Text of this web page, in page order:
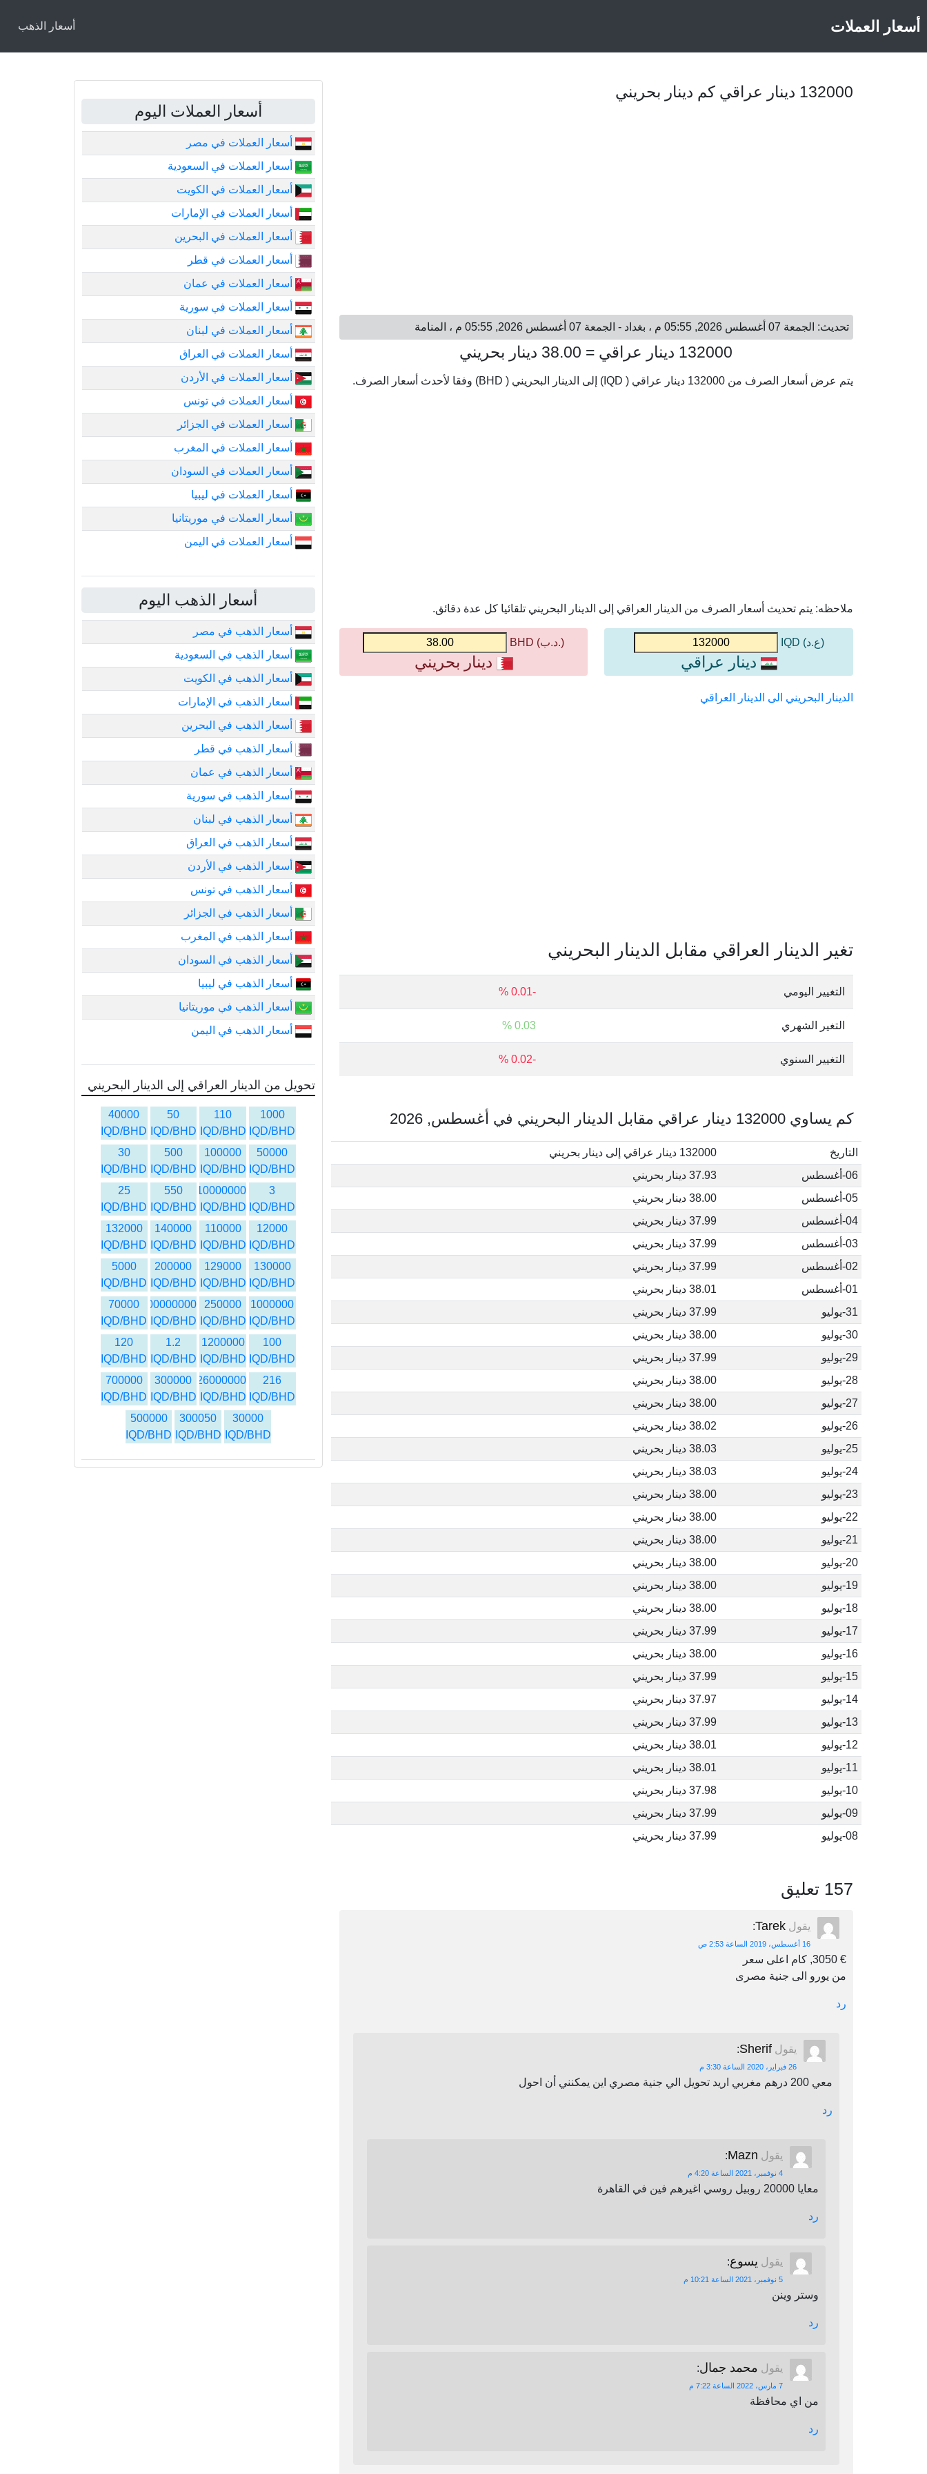
أسعار العملات أسعار الذهب
132000 دينار عراقي كم دينار بحريني
تحديث: الجمعة 07 أغسطس 2026, 05:55 م ، بغداد - الجمعة 07 أغسطس 2026, 05:55 م ، المنامة
132000 دينار عراقي = 38.00 دينار بحريني
يتم عرض أسعار الصرف من 132000 دينار عراقي ( IQD) إلى الدينار البحريني ( BHD) وفقا لأحدث أسعار الصرف.
ملاحظه: يتم تحديث أسعار الصرف من الدينار العراقي إلى الدينار البحريني تلقائيا كل عدة دقائق.
(ع.د) IQD
دينار عراقي
(.د.ب) BHD
دينار بحريني
الدينار البحريني الى الدينار العراقي
تغير الدينار العراقي مقابل الدينار البحريني
التغيير اليومي -0.01 %
التغير الشهري 0.03 %
التغيير السنوي -0.02 %
كم يساوي 132000 دينار عراقي مقابل الدينار البحريني في أغسطس, 2026
التاريخ
132000 دينار عراقي إلى دينار بحريني
06-أغسطس
37.93 دينار بحريني
05-أغسطس
38.00 دينار بحريني
04-أغسطس
37.99 دينار بحريني
03-أغسطس
37.99 دينار بحريني
02-أغسطس
37.99 دينار بحريني
01-أغسطس
38.01 دينار بحريني
31-يوليو
37.99 دينار بحريني
30-يوليو
38.00 دينار بحريني
29-يوليو
37.99 دينار بحريني
28-يوليو
38.00 دينار بحريني
27-يوليو
38.00 دينار بحريني
26-يوليو
38.02 دينار بحريني
25-يوليو
38.03 دينار بحريني
24-يوليو
38.03 دينار بحريني
23-يوليو
38.00 دينار بحريني
22-يوليو
38.00 دينار بحريني
21-يوليو
38.00 دينار بحريني
20-يوليو
38.00 دينار بحريني
19-يوليو
38.00 دينار بحريني
18-يوليو
38.00 دينار بحريني
17-يوليو
37.99 دينار بحريني
16-يوليو
38.00 دينار بحريني
15-يوليو
37.99 دينار بحريني
14-يوليو
37.97 دينار بحريني
13-يوليو
37.99 دينار بحريني
12-يوليو
38.01 دينار بحريني
11-يوليو
38.01 دينار بحريني
10-يوليو
37.98 دينار بحريني
09-يوليو
37.99 دينار بحريني
08-يوليو
37.99 دينار بحريني
157 تعليق
يقول Tarek
:
16 أغسطس، 2019 الساعة 2:53 ص
€ 3050, كام اعلى سعر
من يورو الى جنية مصرى
رد
يقول Sherif
:
26 فبراير، 2020 الساعة 3:30 م
معي 200 درهم مغربي اريد تحويل الي جنية مصري اين يمكنني أن احول
رد
يقول Mazn
:
4 نوفمبر، 2021 الساعة 4:20 م
معايا 20000 روبيل روسي اغيرهم فين في القاهرة
رد
يقول يسوع:
5 نوفمبر، 2021 الساعة 10:21 م
وستر وينن
رد
يقول محمد جمال:
7 مارس، 2022 الساعة 7:22 م
من اي محافظة
رد
أسعار العملات اليوم
أسعار العملات في مصر
أسعار العملات في السعودية
أسعار العملات في الكويت
أسعار العملات في الإمارات
أسعار العملات في البحرين
أسعار العملات في قطر
أسعار العملات في عمان
أسعار العملات في سورية
أسعار العملات في لبنان
أسعار العملات في العراق
أسعار العملات في الأردن
أسعار العملات في تونس
أسعار العملات في الجزائر
أسعار العملات في المغرب
أسعار العملات في السودان
أسعار العملات في ليبيا
أسعار العملات في موريتانيا
أسعار العملات في اليمن
أسعار الذهب اليوم
أسعار الذهب في مصر
أسعار الذهب في السعودية
أسعار الذهب في الكويت
أسعار الذهب في الإمارات
أسعار الذهب في البحرين
أسعار الذهب في قطر
أسعار الذهب في عمان
أسعار الذهب في سورية
أسعار الذهب في لبنان
أسعار الذهب في العراق
أسعار الذهب في الأردن
أسعار الذهب في تونس
أسعار الذهب في الجزائر
أسعار الذهب في المغرب
أسعار الذهب في السودان
أسعار الذهب في ليبيا
أسعار الذهب في موريتانيا
أسعار الذهب في اليمن
تحويل من الدينار العراقي إلى الدينار البحريني
1000
IQD/BHD
110
IQD/BHD
50
IQD/BHD
40000
IQD/BHD
50000
IQD/BHD
100000
IQD/BHD
500
IQD/BHD
30
IQD/BHD
3
IQD/BHD
10000000
IQD/BHD
550
IQD/BHD
25
IQD/BHD
12000
IQD/BHD
110000
IQD/BHD
140000
IQD/BHD
132000
IQD/BHD
130000
IQD/BHD
129000
IQD/BHD
200000
IQD/BHD
5000
IQD/BHD
1000000
IQD/BHD
250000
IQD/BHD
400000000
IQD/BHD
70000
IQD/BHD
100
IQD/BHD
1200000
IQD/BHD
1.2
IQD/BHD
120
IQD/BHD
216
IQD/BHD
26000000
IQD/BHD
300000
IQD/BHD
700000
IQD/BHD
30000
IQD/BHD
300050
IQD/BHD
500000
IQD/BHD